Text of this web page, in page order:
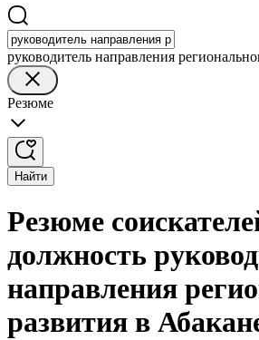
руководитель направления
Резюме
Найти
Резюме
должность
направления
развития в